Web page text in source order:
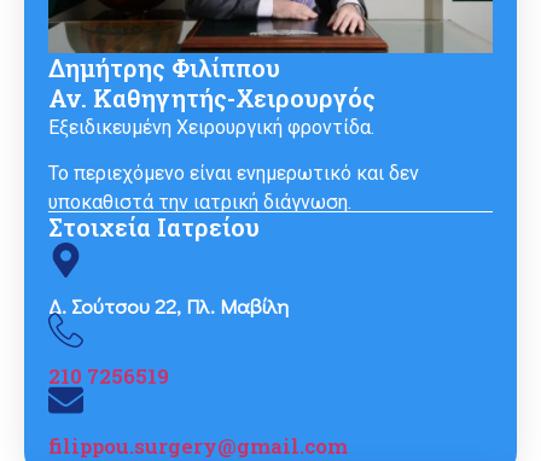
Δημήτρης Φιλίππου
Αν. Καθηγητής-Χειρουργός
Εξειδικευμένη Χειρουργική φροντίδα.
Το περιεχόμενο είναι ενημερωτικό και δεν
υποκαθιστά την ιατρική διάγνωση.
Στοιχεία Ιατρείου
Δ. Σούτσου 22, Πλ. Μαβίλη
210 7256519
filippou.surgery@gmail.com